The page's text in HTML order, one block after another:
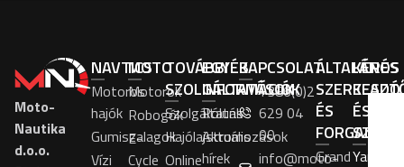
Moto-
Nautika
d.o.o.
NAVTICS
Motoros
hajók
Gumiszalagok
Vízi
MOTO
Motorok
Robogók
E-
Cycle
TOVÁBBI
SZOLGÁLTATÁSOK
Szolgáltatás
Hajólajstromozások
Online
EGYÉB
INFORMÁCIÓK
Rólunk
Aktuális
hírek
KAPCSOLAT
+386(0)2
629 04
00
info@moto-
ÁLTALÁNOS
ÉS
Grand
KÉRÉS
ELADÓ
ÉS
Yamaha